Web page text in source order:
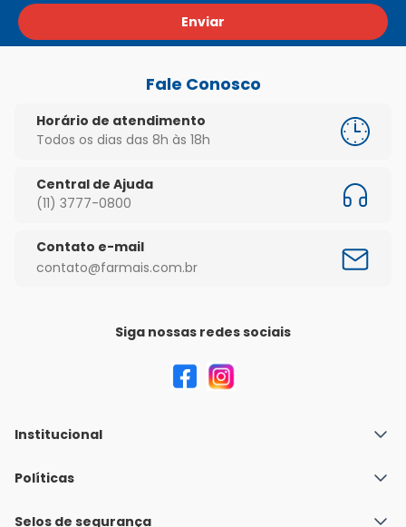
Enviar
Fale Conosco
Horário de atendimento
Todos os dias das 8h às 18h
Central de Ajuda
(11) 3777-0800
Contato e-mail
contato@farmais.com.br
Siga nossas redes sociais
Institucional
Quem Somos
Políticas
Política de Envio
Selos de segurança